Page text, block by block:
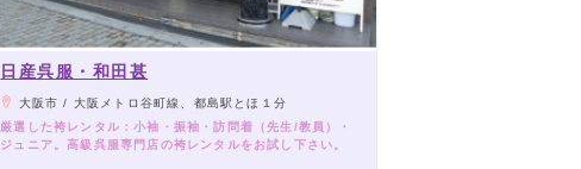
日産呉服・和田甚
大阪市 / 大阪メトロ谷町線、都島駅とほ１分
厳選した袴レンタル：小袖・振袖・訪問着（先生/教員）・
ジュニア。高級呉服専門店の袴レンタルをお試し下さい。